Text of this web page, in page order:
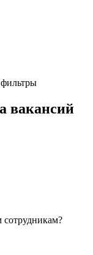
вакансий
сотрудникам?